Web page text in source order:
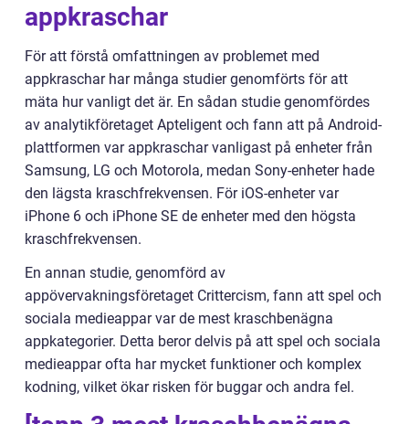
appkraschar
För att förstå omfattningen av problemet med
appkraschar har många studier genomförts för att
mäta hur vanligt det är. En sådan studie genomfördes
av analytikföretaget Apteligent och fann att på Android-
plattformen var appkraschar vanligast på enheter från
Samsung, LG och Motorola, medan Sony-enheter hade
den lägsta kraschfrekvensen. För iOS-enheter var
iPhone 6 och iPhone SE de enheter med den högsta
kraschfrekvensen.
En annan studie, genomförd av
appövervakningsföretaget Crittercism, fann att spel och
sociala medieappar var de mest kraschbenägna
appkategorier. Detta beror delvis på att spel och sociala
medieappar ofta har mycket funktioner och komplex
kodning, vilket ökar risken för buggar och andra fel.